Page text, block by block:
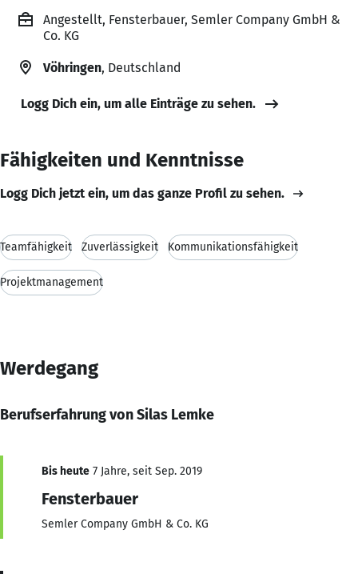
Angestellt, Fensterbauer, Semler Company GmbH &
Co. KG
Vöhringen, Deutschland
Logg Dich ein, um alle Einträge zu sehen.
Fähigkeiten und Kenntnisse
Logg Dich jetzt ein, um das ganze Profil zu sehen.
Teamfähigkeit Zuverlässigkeit Kommunikationsfähigkeit
Projektmanagement
Werdegang
Berufserfahrung von Silas Lemke
Bis heute 7 Jahre, seit Sep. 2019
Fensterbauer
Semler Company GmbH & Co. KG